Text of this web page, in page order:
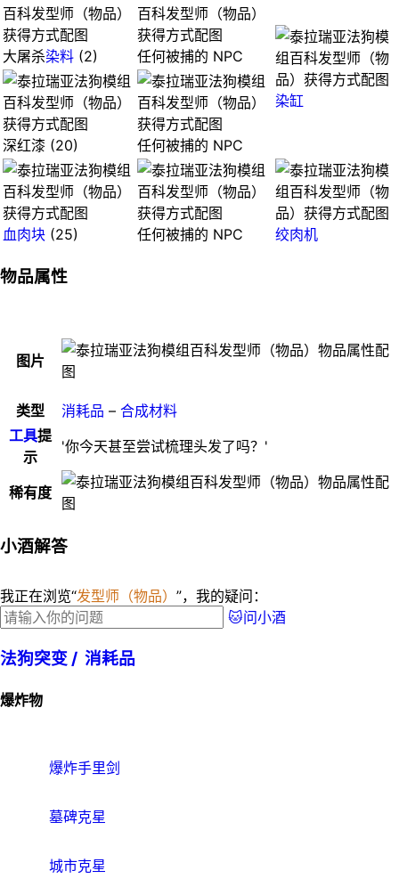
大屠杀染料 (2) 任何被捕的 NPC
染缸
深红漆 (20) 任何被捕的 NPC
血肉块 (25) 任何被捕的 NPC 绞肉机
物品属性
图片
类型 消耗品 – 合成材料
工具提
示
'你今天甚至尝试梳理头发了吗？'
稀有度
小酒解答
我正在浏览“发型师（物品） ”，我的疑问：
🐱问小酒
法狗突变 / 消耗品
爆炸物
爆炸手里剑
墓碑克星
城市克星